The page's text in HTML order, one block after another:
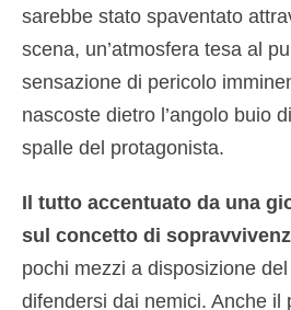
sarebbe stato spaventato
scena, un’atmosfera tesa al
sensazione di pericolo
nascoste dietro l’angolo buio
spalle del protagonista.
Il tutto accentuato da una
sul concetto di
pochi mezzi a disposizione
difendersi dai nemici. Anche il